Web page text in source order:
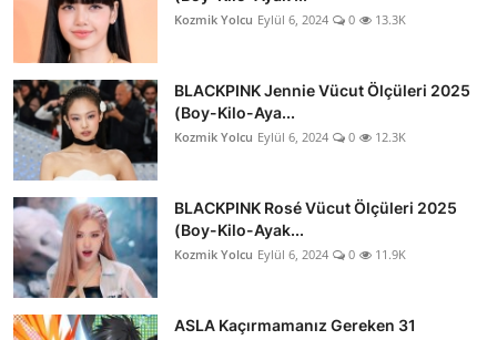
Kozmik Yolcu Eylül 6, 2024 0 13.3K
BLACKPINK Jennie Vücut Ölçüleri 2025
(Boy-Kilo-Aya...
Kozmik Yolcu Eylül 6, 2024 0 12.3K
BLACKPINK Rosé Vücut Ölçüleri 2025
(Boy-Kilo-Ayak...
Kozmik Yolcu Eylül 6, 2024 0 11.9K
ASLA Kaçırmamanız Gereken 31